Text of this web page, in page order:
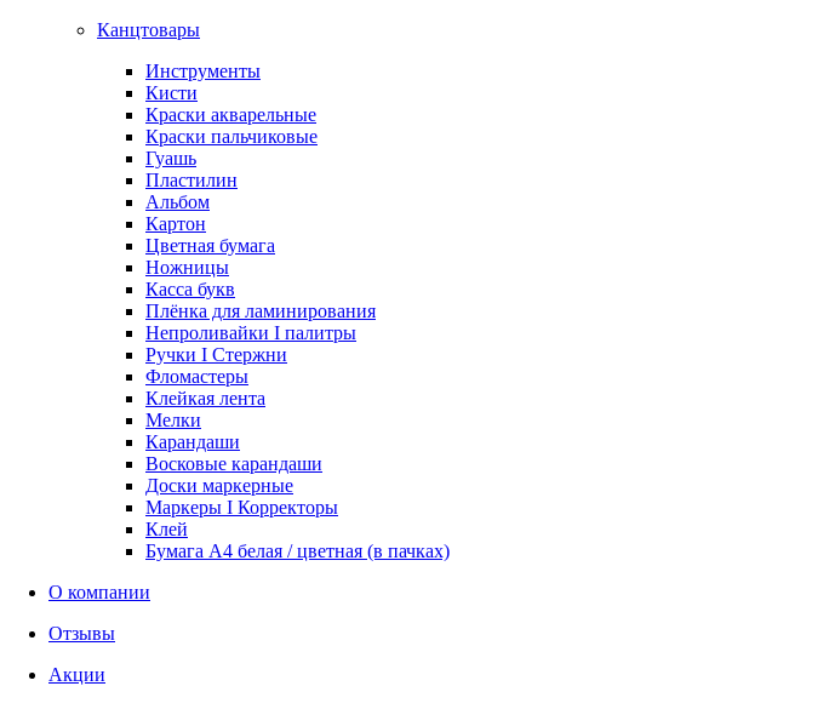
Канцтовары
Инструменты
Кисти
Краски акварельные
Краски пальчиковые
Гуашь
Пластилин
Альбом
Картон
Цветная бумага
Ножницы
Касса букв
Плёнка для ламинирования
Непроливайки I палитры
Ручки I Стержни
Фломастеры
Клейкая лента
Мелки
Карандаши
Восковые карандаши
Доски маркерные
Маркеры I Корректоры
Клей
Бумага А4 белая / цветная (в пачках)
О компании
Отзывы
Акции